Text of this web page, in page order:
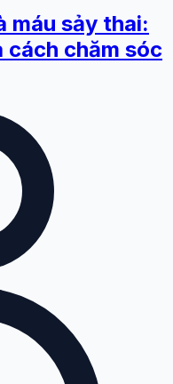
máu sảy thai:
cách chăm sóc